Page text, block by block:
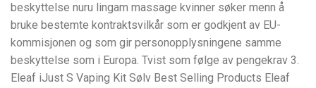
beskyttelse nuru lingam massage kvinner søker menn å
bruke bestemte kontraktsvilkår som er godkjent av EU-
kommisjonen og som gir personopplysningene samme
beskyttelse som i Europa. Tvist som følge av pengekrav 3.
Eleaf iJust S Vaping Kit Sølv Best Selling Products Eleaf